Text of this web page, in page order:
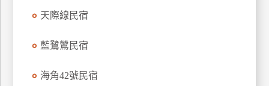
天際線民宿
藍鷺鷥民宿
海角42號民宿